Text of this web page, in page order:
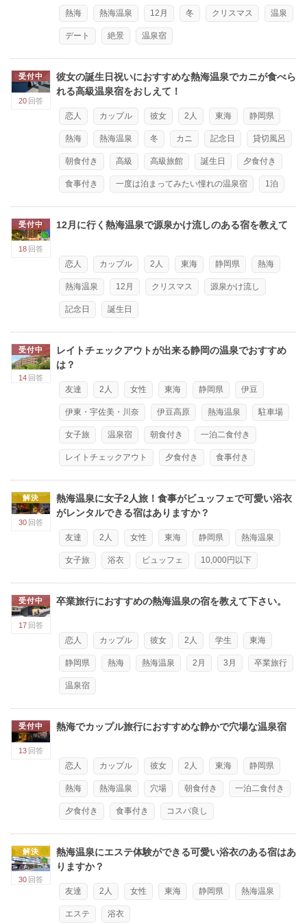
熱海 熱海温泉 12月 冬 クリスマス 温泉
デート 絶景 温泉宿
受付中
20 回答
彼女の誕生日祝いにおすすめな熱海温泉でカニが食べら
れる高級温泉宿をおしえて！
恋人 カップル 彼女 2人 東海 静岡県
熱海 熱海温泉 冬 カニ 記念日 貸切風呂
朝食付き 高級 高級旅館 誕生日 夕食付き
食事付き 一度は泊まってみたい憧れの温泉宿 1泊
受付中
18 回答
12月に行く熱海温泉で源泉かけ流しのある宿を教えて
恋人 カップル 2人 東海 静岡県 熱海
熱海温泉 12月 クリスマス 源泉かけ流し
記念日 誕生日
受付中
14 回答
レイトチェックアウトが出来る静岡の温泉でおすすめ
は？
友達 2人 女性 東海 静岡県 伊豆
伊東・宇佐美・川奈 伊豆高原 熱海温泉 駐車場
女子旅 温泉宿 朝食付き 一泊二食付き
レイトチェックアウト 夕食付き 食事付き
解決
30 回答
熱海温泉に女子2人旅！食事がビュッフェで可愛い浴衣
がレンタルできる宿はありますか？
友達 2人 女性 東海 静岡県 熱海温泉
女子旅 浴衣 ビュッフェ 10,000円以下
受付中
17 回答
卒業旅行におすすめの熱海温泉の宿を教えて下さい。
恋人 カップル 彼女 2人 学生 東海
静岡県 熱海 熱海温泉 2月 3月 卒業旅行
温泉宿
受付中
13 回答
熱海でカップル旅行におすすめな静かで穴場な温泉宿
恋人 カップル 彼女 2人 東海 静岡県
熱海 熱海温泉 穴場 朝食付き 一泊二食付き
夕食付き 食事付き コスパ良し
解決
30 回答
熱海温泉にエステ体験ができる可愛い浴衣のある宿はあ
りますか？
友達 2人 女性 東海 静岡県 熱海温泉
エステ 浴衣